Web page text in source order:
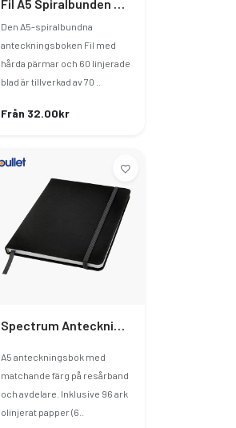
Den A5-spiralbundna
anteckningsboken Fil med
hårda pärmar och 60 linjerade
blad är tillverkad av 70 ..
Från 32.00kr
A5 anteckningsbok med
matchande färg på resårband
och avdelare. Inklusive 96 ark
olinjerat papper (6..